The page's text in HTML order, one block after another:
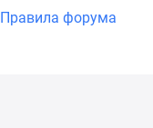
Правила форума